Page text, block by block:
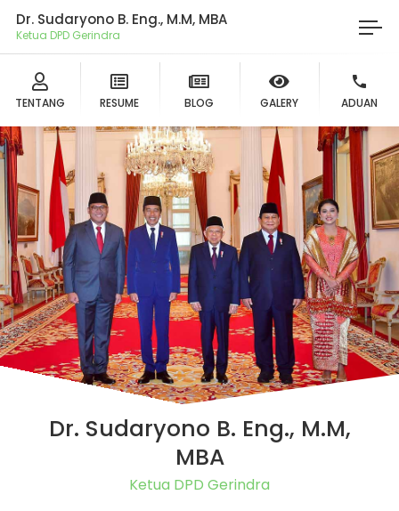
Dr. Sudaryono B. Eng., M.M, MBA
Ketua DPD Gerindra Jate
TENTANG RESUME BLOG GALERY ADUAN
Dr. Sudaryono B. Eng., M.M,
MBA
Ketua DPD Gerindra Jat